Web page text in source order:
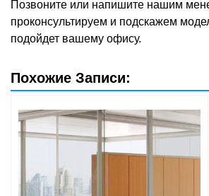
Позвоните или напишите нашим
проконсультируем и подскажем
подойдет вашему офису.
Похожие Записи: